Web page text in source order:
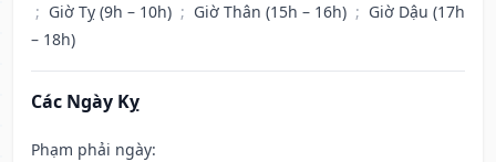
; Giờ Tỵ (9h – 10h) ; Giờ Thân (15h – 16h) ; Giờ Dậu (17h
– 18h)
Các Ngày Kỵ
Phạm phải ngày: